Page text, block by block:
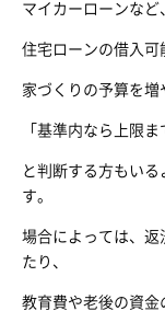
マイカーローンなど
住宅ローンの借入可
家づくりの予算を増
「基準内なら上限
と判断する方もい
す。
場合によっては、返
たり、
教育費や老後の資金